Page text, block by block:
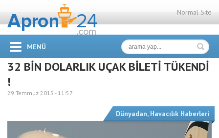
Normal Site
MENÜ
32 BİN DOLARLIK UÇAK BİLETİ TÜKENDİ
!
29 Temmuz 2015 - 11:57
Dünyadan, Havacılık Haberleri